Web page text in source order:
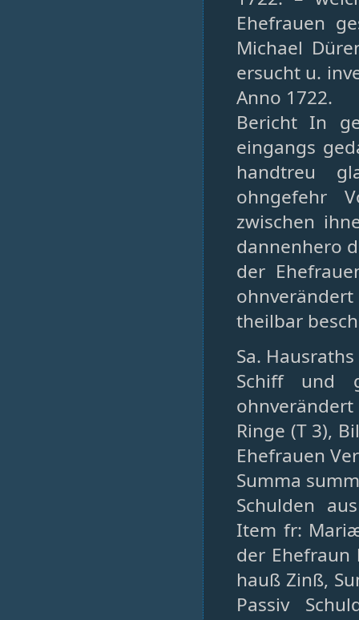
Ehefrauen
Michael
ersucht u.
Anno 1722.
Bericht In
eingangs
handtreu
ohngefehr
zwischen
dannenhero
der
theilbar
Sa. Hausraths
Schiff und
ohnverändert
Ringe (T 3),
Ehefrauen
Summa
Schulden
Item fr:
der Ehefraun
hauß Zinß,
Passiv